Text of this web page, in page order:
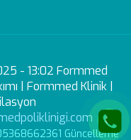
- 13:02 Formmed
| Formmed Klinik |
Güncelleme